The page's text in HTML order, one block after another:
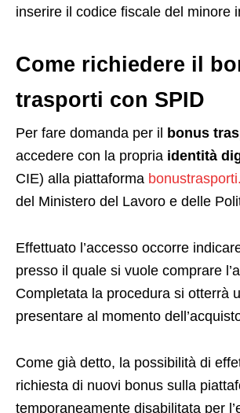
inserire il codice fiscale del minore
Come richiedere il
trasporti con SPID
Per fare domanda per il bonus
accedere con la propria identità
CIE) alla piattaforma
del Ministero del Lavoro e delle
Effettuato l’accesso occorre
presso il quale si vuole comprare
Completata la procedura si otterrà
presentare al momento
Come già detto, la possibilità di
richiesta di nuovi bonus sulla
temporaneamente disabilitata per